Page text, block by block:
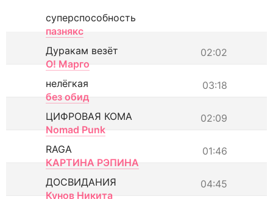
суперспособность
пазнякс
02:02
Дуракам везёт
О! Марго
03:18
нелёгкая
без обид
02:09
ЦИФРОВАЯ КОМА
Nomad Punk
01:46
RAGA
КАРТИНА РЭПИНА
04:45
ДОСВИДАНИЯ
Кунов Никита